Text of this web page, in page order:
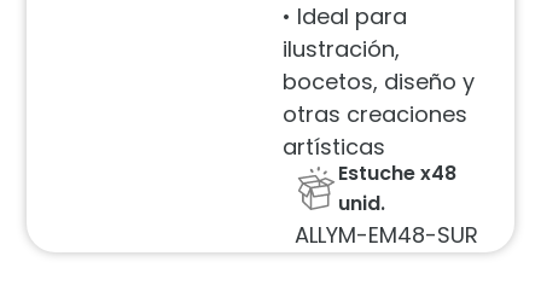
• Ideal para
ilustración,
bocetos, diseño y
otras creaciones
artísticas
Estuche x48
unid.
ALLYM-EM48-SUR